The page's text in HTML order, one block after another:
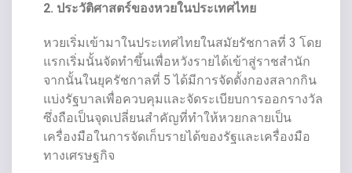
2. ประวัติศาสตร์ของหวยในประเทศไทย
หวยเริ่มเข้ามาในประเทศไทยในสมัยรัชกาลที่ 3 โดย
แรกเริ่มนั้นจัดทำขึ้นเพื่อหวังรายได้เข้าสู่ราชสำนัก
จากนั้นในยุครัชกาลที่ 5 ได้มีการจัดตั้งกองสลากกิน
แบ่งรัฐบาลเพื่อควบคุมและจัดระเบียบการออกรางวัล
ซึ่งถือเป็นจุดเปลี่ยนสำคัญที่ทำให้หวยกลายเป็น
เครื่องมือในการจัดเก็บรายได้ของรัฐและเครื่องมือ
ทางเศรษฐกิจ